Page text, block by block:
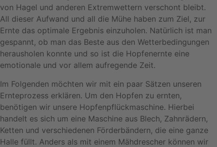
von Hagel und anderen Extremwettern verschont bleibt.
All dieser Aufwand und all die Mühe haben zum Ziel, zur
Ernte das optimale Ergebnis einzuholen. Natürlich ist man
gespannt, ob man das Beste aus den Wetterbedingungen
herausholen konnte und so ist die Hopfenernte eine
emotionale und vor allem aufregende Zeit.
Im Folgenden möchten wir mit ein paar Sätzen unseren
Ernteprozess erklären. Um den Hopfen zu ernten,
benötigen wir unsere Hopfenpflückmaschine. Hierbei
handelt es sich um eine Maschine aus Blech, Zahnrädern,
Ketten und verschiedenen Förderbändern, die eine ganze
Halle füllt. Anders als mit einem Mähdrescher können wir